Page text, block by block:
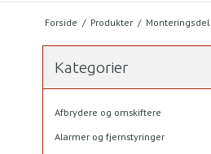
Forside / Produkter /
Kategorier
Afbrydere og omskiftere
Alarmer og fjernstyringer